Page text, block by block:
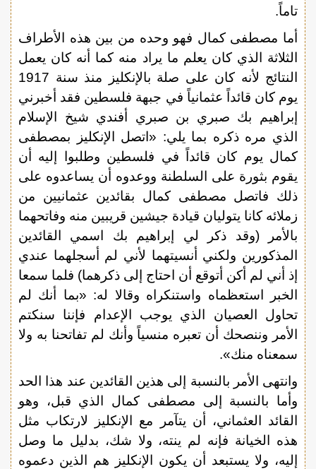
تاماً.
أما مصطفى كمال فهو وحده من بين هذه الأطراف
الثلاثة الذي كان يعلم ما يراد منه كما أنه كان يعمل
النتائج لأنه كان على صلة بالإنكليز منذ سنة 1917
يوم كان قائداً عثمانياً في جبهة فلسطين فقد أخبرني
إبراهيم بك صبري بن صبري أفندي شيخ الإسلام
الذي مره ذكره بما يلي: «اتصل الإنكليز بمصطفى
كمال يوم كان قائداً في فلسطين وطلبوا إليه أن
يقوم بثورة على السلطنة ووعدوه أن يساعدوه على
ذلك فاتصل مصطفى كمال بقائدين عثمانيين من
زملائه كانا يتوليان قيادة جيشين قريبين منه وفاتحهما
بالأمر (وقد ذكر لي إبراهيم بك اسمي القائدين
المذكورين ولكني أنسيتهما لأني لم أسجلهما عندي
إذ أني لم أكن أتوقع أن احتاج إلى ذكرهما) فلما سمعا
الخبر استعظماه واستنكراه وقالا له: «بما أنك لم
تحاول العصيان الذي يوجب الإعدام فإننا سنكتم
الأمر وننصحك أن تعبره منسياً وأنك لم تفاتحنا به ولا
سمعناه منك».
وانتهى الأمر بالنسبة إلى هذين القائدين عند هذا الحد
وأما بالنسبة إلى مصطفى كمال الذي قبل، وهو
القائد العثماني، أن يتآمر مع الإنكليز لارتكاب مثل
هذه الخيانة فإنه لم ينته، ولا شك، بدليل ما وصل
إليه، ولا يستبعد أن يكون الإنكليز هم الذين دعموه